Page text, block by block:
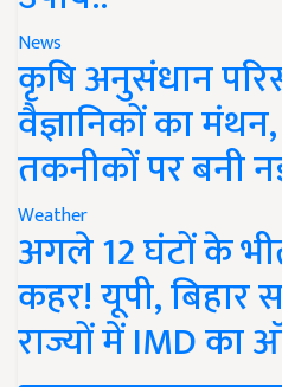
News
कृषि अनुसंधान
वैज्ञानिकों का
तकनीकों पर बनी
Weather
अगले 12 घंटों के
कहर! यूपी, बिहार
राज्यों में IMD का